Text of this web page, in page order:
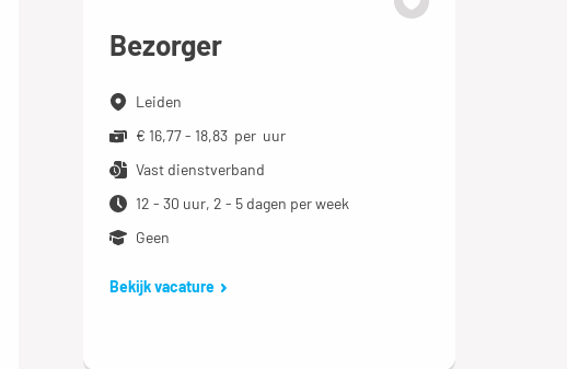
Bezorger
Leiden
€ 16,77 - 18,83 per uur
Vast dienstverband
12 - 30 uur, 2 - 5 dagen per week
Geen
Bekijk vacature